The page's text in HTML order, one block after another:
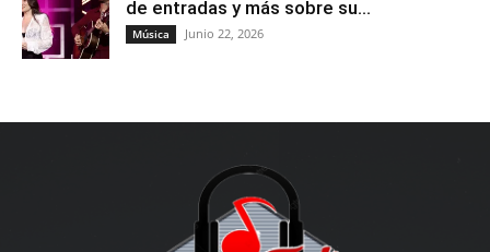
de entradas y más sobre su...
Música Junio 22, 2026